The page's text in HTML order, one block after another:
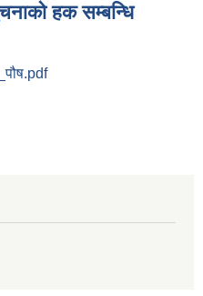
हक सम्बन्धि